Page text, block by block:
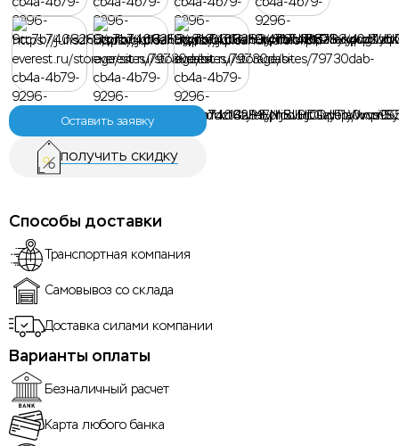
Оставить заявку
получить скидку
Способы доставки
Транспортная компания
Самовывоз со склада
Доставка силами компании
Варианты оплаты
Безналичный расчет
Карта любого банка